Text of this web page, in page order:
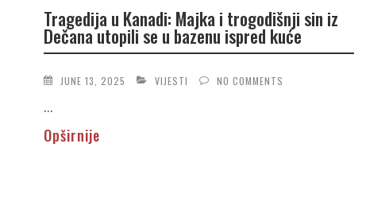
Tragedija u Kanadi: Majka i trogodišnji sin iz
Dečana utopili se u bazenu ispred kuće
JUNE 13, 2025 VIJESTI NO COMMENTS
...
Opširnije